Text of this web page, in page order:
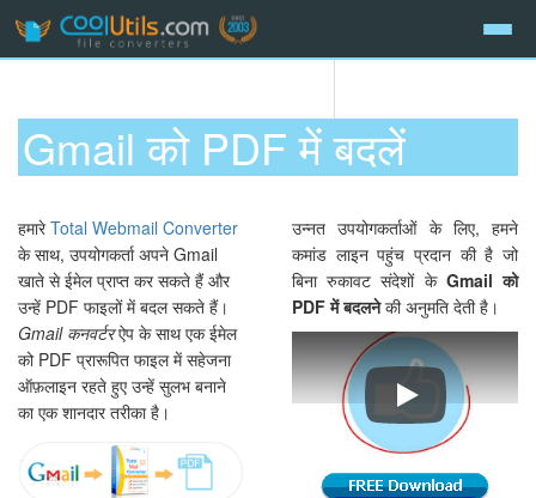
Gmail को PDF में बदलें
हमारेTotal Webmail Converter
के साथ, उपयोगकर्ता अपने Gmail
खाते से ईमेल प्राप्त कर सकते हैं और
उन्हें PDF फाइलों में बदल सकते हैं।
Gmail कनवर्टरऐप के साथ एक ईमेल
को PDF प्रारूपित फाइल में सहेजना
ऑफ़लाइन रहते हुए उन्हें सुलभ बनाने
का एक शानदार तरीका है।
उन्नत उपयोगकर्ताओं के लिए, हमने
कमांड लाइन पहुंच प्रदान की है जो
बिना रुकावट संदेशों के Gmail को
PDF में बदलनेकी अनुमति देती है।
Gmail या Yahoo